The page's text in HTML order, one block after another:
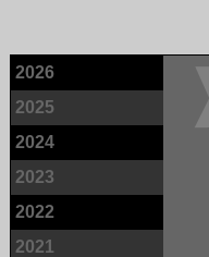
2026
2025
2024
2023
2022
2021